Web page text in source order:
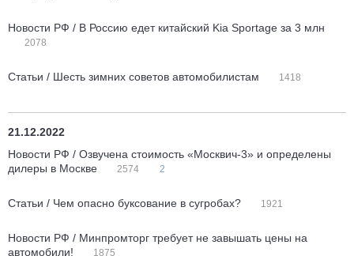
Новости РФ / В Россию едет китайский Kia Sportage за 3 млн
2078
Статьи / Шесть зимних советов автомобилистам 1418
21.12.2022
Новости РФ / Озвучена стоимость «Москвич-3» и определены
дилеры в Москве
2574 2
Статьи / Чем опасно буксование в сугробах? 1921
Новости РФ / Минпромторг требует не завышать цены на
автомобили!
1875